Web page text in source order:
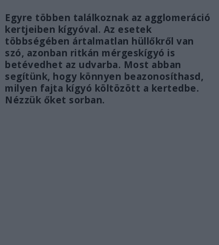
Egyre többen találkoznak az agglomeráció
kertjeiben kígyóval. Az esetek
többségében ártalmatlan hüllőkről van
szó, azonban ritkán mérgeskígyó is
betévedhet az udvarba. Most abban
segítünk, hogy könnyen beazonosíthasd,
milyen fajta kígyó költözött a kertedbe.
Nézzük őket sorban.